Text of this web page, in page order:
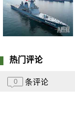
热门评论
0 条评论